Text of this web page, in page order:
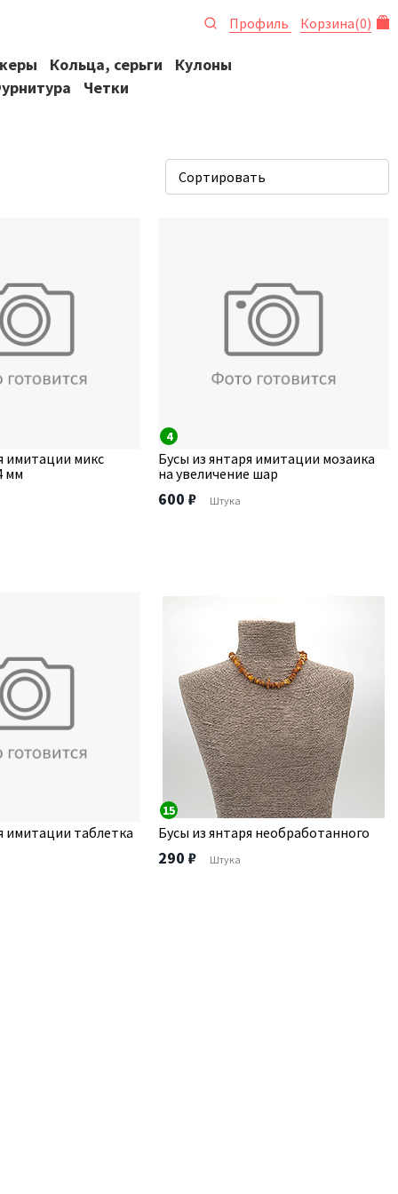
Профиль Корзина(0)
Кольца, серьги
Кулоны
Четки
имитации микс
мм
4
Бусы из янтаря имитации мозаика
на увеличение шар
600 ₽ Штука
имитации таблетка
15
Бусы из янтаря необработанного
290 ₽ Штука